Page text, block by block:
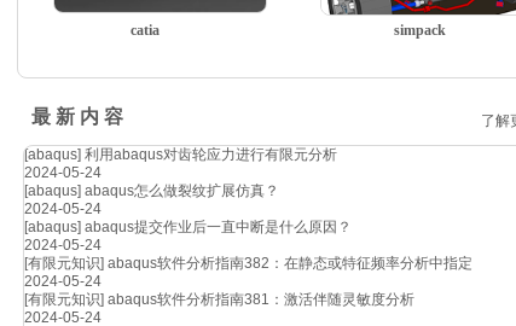
simpack
catia
最 新 内 容
了解
[abaqus] 利用abaqus对齿轮应力进行有限元分析
2024-05-24
[abaqus] abaqus怎么做裂纹扩展仿真？
2024-05-24
[abaqus] abaqus提交作业后一直中断是什么原因？
2024-05-24
[有限元知识] abaqus软件分析指南382：在静态或特征频率分析中指定
2024-05-24
[有限元知识] abaqus软件分析指南381：激活伴随灵敏度分析
2024-05-24